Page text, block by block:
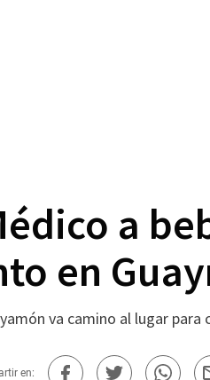
a
en
va camino al lugar
en: